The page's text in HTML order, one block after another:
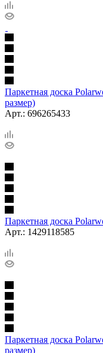
Паркетная доска
размер)
Арт.: 696265433
Паркетная доска
Арт.: 1429118585
Паркетная доска
размер)